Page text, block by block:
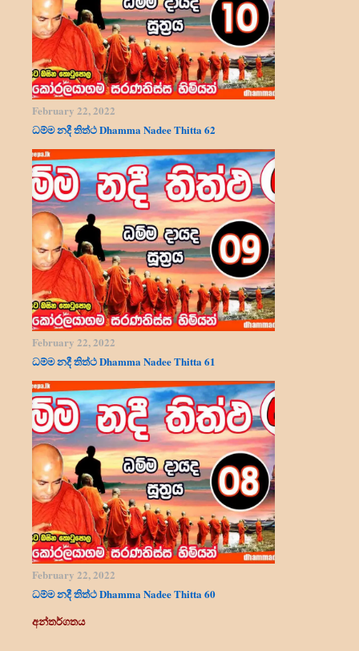
February 22, 2022
ධම්ම නදී තිත්ථ Dhamma Nadee Thitta 62
February 22, 2022
ධම්ම නදී තිත්ථ Dhamma Nadee Thitta 61
February 22, 2022
ධම්ම නදී තිත්ථ Dhamma Nadee Thitta 60
අන්තර්ගතය